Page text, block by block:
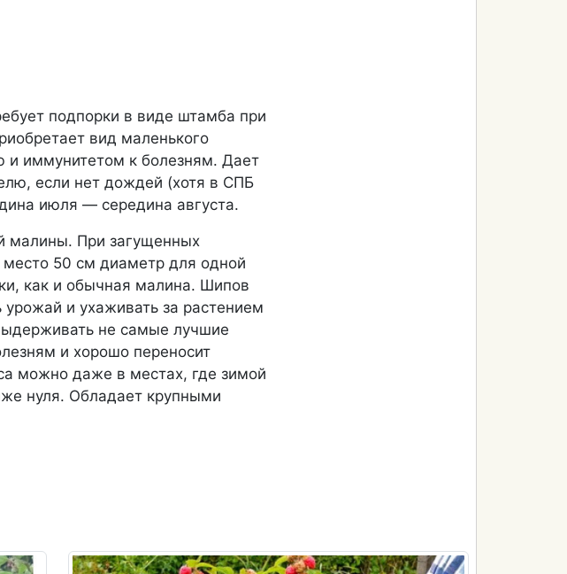
подпорки в виде штамба при
вид маленького
и иммунитетом к болезням. Дает
если нет дождей (хотя в СПБ
июля — середина августа.
малины. При загущенных
место 50 см диаметр для одной
как и обычная малина. Шипов
урожай и ухаживать за растением
не самые лучшие
и хорошо переносит
можно даже в местах, где зимой
нуля. Обладает крупными